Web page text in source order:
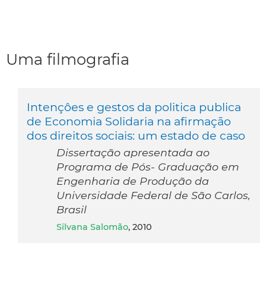
Uma filmografia
Intençôes e gestos da politica publica
de Economia Solidaria na afirmação
dos direitos sociais: um estado de caso
Dissertação apresentada ao
Programa de Pós- Graduação em
Engenharia de Produção da
Universidade Federal de São Carlos,
Brasil
Silvana Salomão, 2010